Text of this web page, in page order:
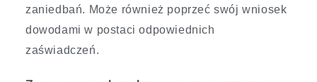
zaniedbań. Może również poprzeć swój wniosek
dowodami w postaci odpowiednich
zaświadczeń.